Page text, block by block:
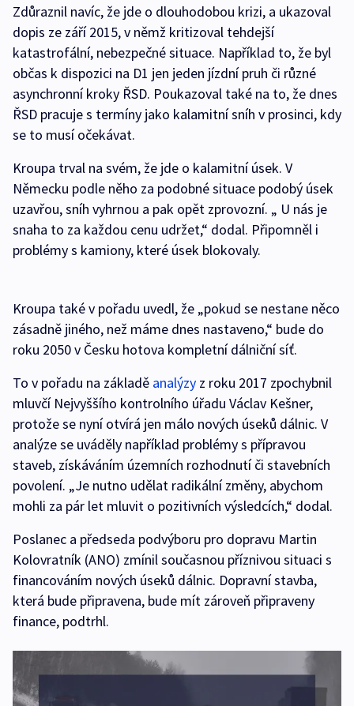
Zdůraznil navíc, že jde o dlouhodobou krizi, a ukazoval
dopis ze září 2015, v němž kritizoval tehdejší
katastrofální, nebezpečné situace. Například to, že byl
občas k dispozici na D1 jen jeden jízdní pruh či různé
asynchronní kroky ŘSD. Poukazoval také na to, že dnes
ŘSD pracuje s termíny jako kalamitní sníh v prosinci, kdy
se to musí očekávat.
Kroupa trval na svém, že jde o kalamitní úsek. V
Německu podle něho za podobné situace podobý úsek
uzavřou, sníh vyhrnou a pak opět zprovozní. „ U nás je
snaha to za každou cenu udržet,“ dodal. Připomněl i
problémy s kamiony, které úsek blokovaly.
Kroupa také v pořadu uvedl, že „pokud se nestane něco
zásadně jiného, než máme dnes nastaveno,“ bude do
roku 2050 v Česku hotova kompletní dálniční síť.
To v pořadu na základě analýzy z roku 2017 zpochybnil
mluvčí Nejvyššího kontrolního úřadu Václav Kešner,
protože se nyní otvírá jen málo nových úseků dálnic. V
analýze se uváděly například problémy s přípravou
staveb, získáváním územních rozhodnutí či stavebních
povolení. „Je nutno udělat radikální změny, abychom
mohli za pár let mluvit o pozitivních výsledcích,“ dodal.
Poslanec a předseda podvýboru pro dopravu Martin
Kolovratník (ANO) zmínil současnou příznivou situaci s
financováním nových úseků dálnic. Dopravní stavba,
která bude připravena, bude mít zároveň připraveny
finance, podtrhl.